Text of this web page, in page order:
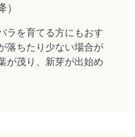
ラを育てる方にもおす
落ちたり少ない場合が
が茂り、新芽が出始め